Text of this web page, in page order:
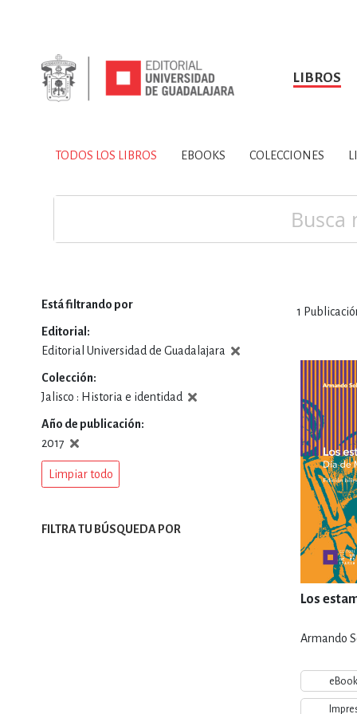
LIBROS
TODOS LOS LIBROS
SOBRE NOSOTROS HISTORIA
CIENCIAS DE LA
DEPORTES Y
ESTILOS DE
INFANTILES,
TODOS LOS LIBROS EBOOKS COLECCIONES
1
Los
Armando
eBook
Está filtrando por
Editorial
Editorial Universidad de Guadalajara
Colección
Jalisco : Historia e identidad
Año de publicación
2017
Limpiar todo
FILTRA TU BÚSQUEDA POR